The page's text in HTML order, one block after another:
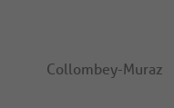
Collombey-Muraz